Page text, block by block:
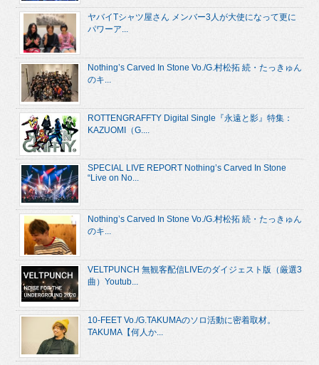
ヤバイTシャツ屋さん メンバー3人が大使になって更に
パワーア...
Nothing’s Carved In Stone Vo./G.村松拓 続・たっきゅん
のキ...
ROTTENGRAFFTY Digital Single『永遠と影』特集：
KAZUOMI（G....
SPECIAL LIVE REPORT Nothing’s Carved In Stone
“Live on No...
Nothing’s Carved In Stone Vo./G.村松拓 続・たっきゅん
のキ...
VELTPUNCH 無観客配信LIVEのダイジェスト版（厳選3
曲）Youtub...
10-FEET Vo./G.TAKUMAのソロ活動に密着取材。
TAKUMA【何人か...